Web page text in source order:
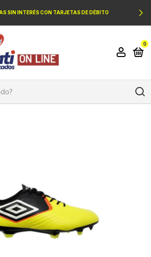
SIN INTERÉS CON TARJETAS DE DÉBITO
0